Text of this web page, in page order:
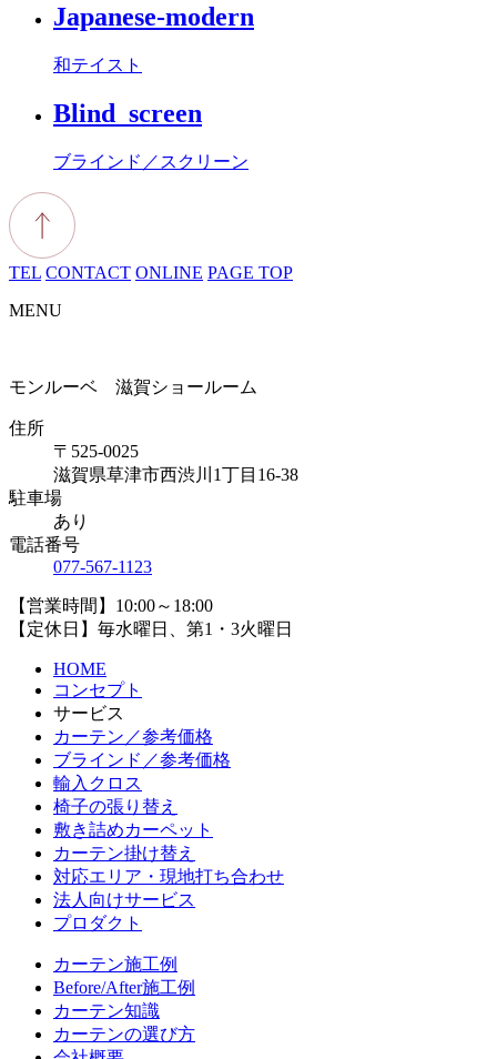
Japanese-modern
和テイスト
Blind_screen
ブラインド／スクリーン
TEL CONTACT ONLINE PAGE TOP
MENU
モンルーベ 滋賀ショールーム
住所
〒525-0025
滋賀県草津市西渋川1丁目16-38
駐車場
あり
電話番号
077-567-1123
【営業時間】10:00～18:00
【定休日】毎水曜日、第1・3火曜日
HOME
コンセプト
サービス
カーテン／参考価格
ブラインド／参考価格
輸入クロス
椅子の張り替え
敷き詰めカーペット
カーテン掛け替え
対応エリア・現地打ち合わせ
法人向けサービス
プロダクト
カーテン施工例
Before/After施工例
カーテン知識
カーテンの選び方